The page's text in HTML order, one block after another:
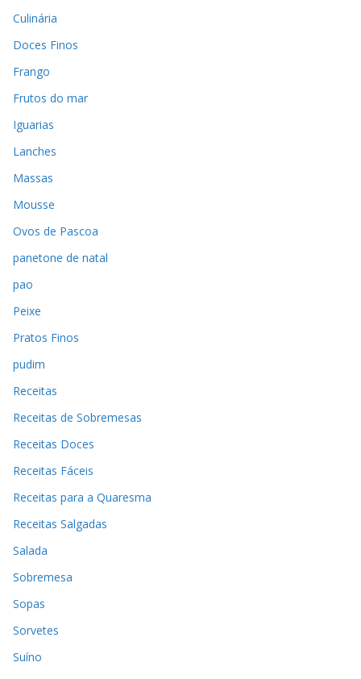
Culinária
Doces Finos
Frango
Frutos do mar
Iguarias
Lanches
Massas
Mousse
Ovos de Pascoa
panetone de natal
pao
Peixe
Pratos Finos
pudim
Receitas
Receitas de Sobremesas
Receitas Doces
Receitas Fáceis
Receitas para a Quaresma
Receitas Salgadas
Salada
Sobremesa
Sopas
Sorvetes
Suíno